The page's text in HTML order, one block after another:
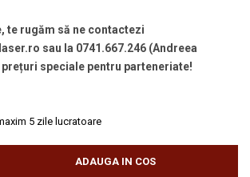
te rugăm să ne contactezi
sau la 0741.667.246 (Andreea
speciale pentru parteneriate!
5 zile lucratoare
ADAUGA IN COS